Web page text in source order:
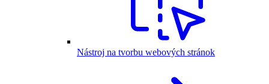
Nástroj na tvorbu webových stránok